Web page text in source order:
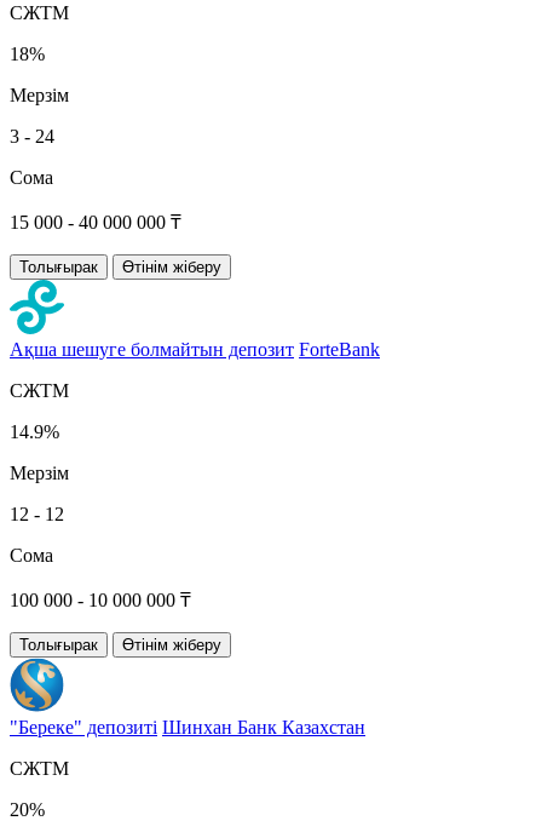
СЖТМ
18%
Мерзім
3 - 24
Сома
15 000 - 40 000 000 ₸
Толығырак Өтінім жіберу
Ақша шешуге болмайтын депозит ForteBank
СЖТМ
14.9%
Мерзім
12 - 12
Сома
100 000 - 10 000 000 ₸
Толығырак Өтінім жіберу
"Береке" депозиті Шинхан Банк Казахстан
СЖТМ
20%